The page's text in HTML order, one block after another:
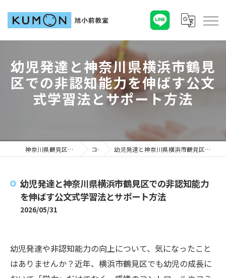
幼児発達と神奈川県横浜市鶴見
区での非認知能力を伸ばす公文
式学習法とサポート方法
神奈川県鶴見区の塾ならKUMON旭小前教室 コラム 幼児発達と神奈川県横浜市鶴見区での非認知能力を伸ばす公文式学習法とサポート方法
幼児発達と神奈川県横浜市鶴見区での非認知能力
を伸ばす公文式学習法とサポート方法
2026/05/31
幼児発達や非認知能力の向上について、気になったこと
はありませんか？近年、横浜市鶴見区でも幼児の成長に